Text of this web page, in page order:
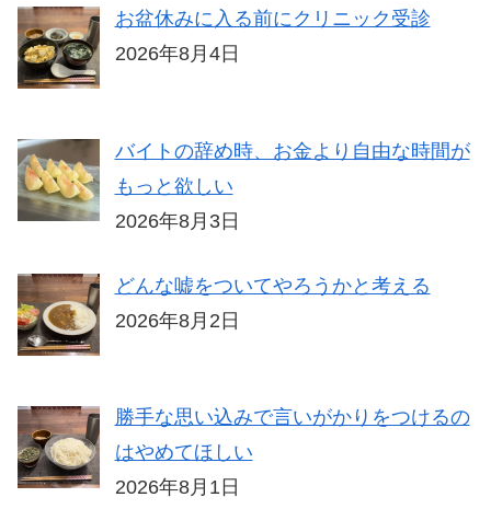
お盆休みに入る前にクリニック受診
2026年8月4日
バイトの辞め時、お金より自由な時間が
もっと欲しい
2026年8月3日
どんな嘘をついてやろうかと考える
2026年8月2日
勝手な思い込みで言いがかりをつけるの
はやめてほしい
2026年8月1日